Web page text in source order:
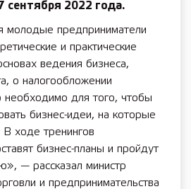
сентября 2022 года.
молодые предприниматели
и практические
ведения бизнеса,
о налогообложении
необходимо для того, чтобы
бизнес-идеи, на которые
ходе тренингов
бизнес-планы и пройдут
— рассказал министр
и предпринимательства